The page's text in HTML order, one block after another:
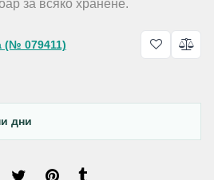
за всяко хранене.
(№ 079411)
дни